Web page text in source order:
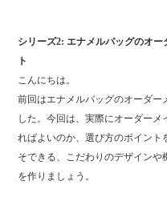
シリーズ2: エナメルバッグのオ
ト
こんにちは。
前回はエナメルバッグのオーダー
した。今回は、実際にオーダー
ればよいのか、選び方のポイント
そできる、こだわりのデザイン
を作りましょう。